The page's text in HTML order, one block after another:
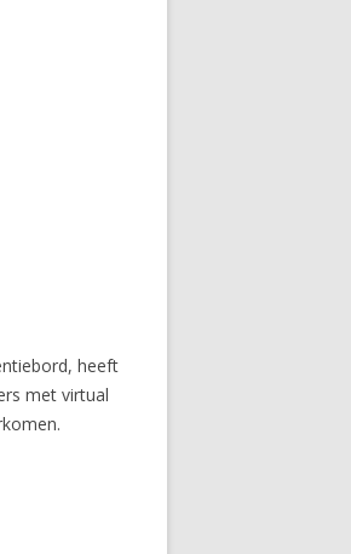
heeft
met virtual